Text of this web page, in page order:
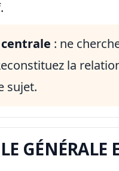
: ne
la
sujet.
GÉNÉRALE